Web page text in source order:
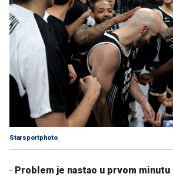
Starsportphoto
- Problem je nastao u prvom